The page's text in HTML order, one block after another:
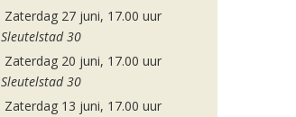
Zaterdag 27 juni, 17.00 uur
Sleutelstad 30
Zaterdag 20 juni, 17.00 uur
Sleutelstad 30
Zaterdag 13 juni, 17.00 uur